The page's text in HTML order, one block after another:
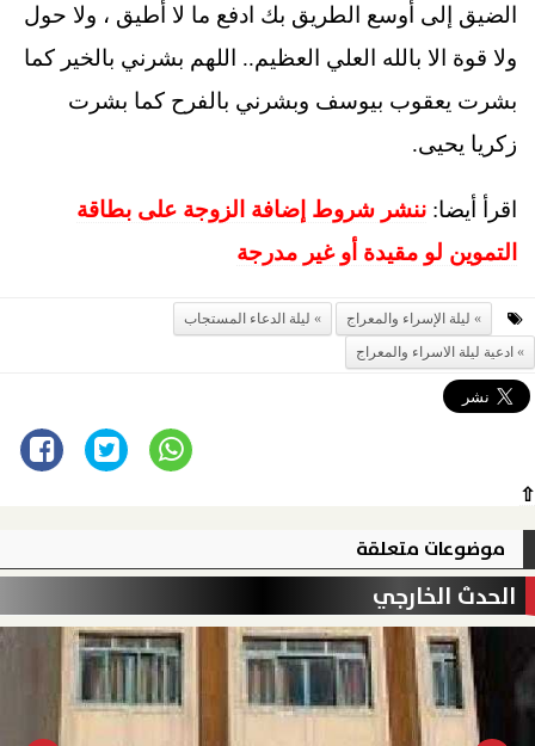
الضيق إلى أوسع الطريق بك ادفع ما لا أطيق ، ولا حول
ولا قوة الا بالله العلي العظيم.. اللهم بشرني بالخير كما
بشرت يعقوب بيوسف وبشرني بالفرح كما بشرت
زكريا يحيى.
اقرأ أيضا: ننشر شروط إضافة الزوجة على بطاقة
التموين لو مقيدة أو غير مدرجة
ليلة الإسراء والمعراج
ليلة الدعاء المستجاب
ادعية ليلة الاسراء والمعراج
⇧
موضوعات متعلقة
الحدث الخارجي